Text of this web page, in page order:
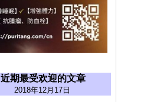
近期最受欢迎的文章
2018年12月17日